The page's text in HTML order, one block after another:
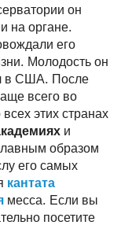
он
на органе.
его
Молодость он
в США. После
всего во
этих странах
и
образом
его самых
кантата
месса. Если вы
посетите